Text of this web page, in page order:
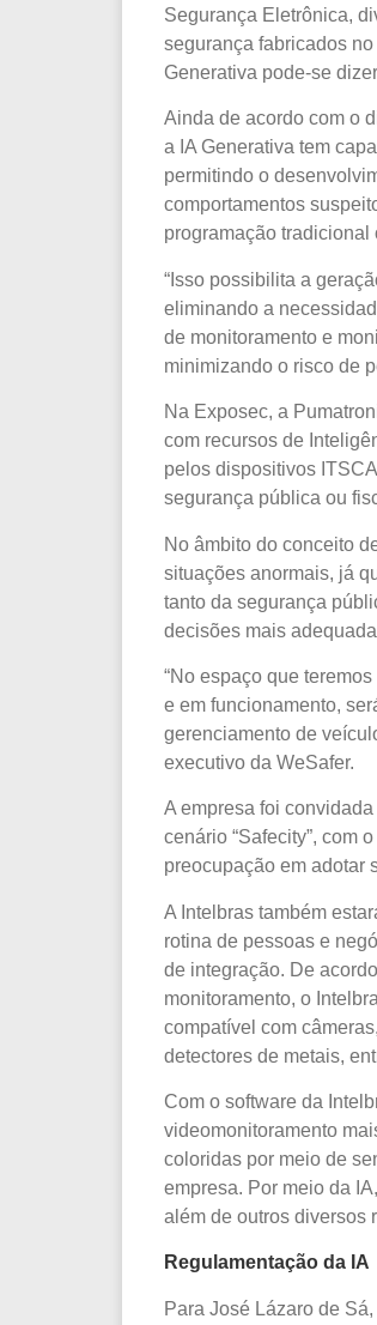
Segurança Eletrônica,
segurança fabricados
Generativa pode-se
Ainda de acordo com o
a IA Generativa tem
permitindo o
comportamentos
programação tradicional
“Isso possibilita a
eliminando a
de monitoramento e
minimizando o risco de
Na Exposec, a
com recursos de
pelos dispositivos
segurança pública ou
No âmbito do conceito
situações anormais, já
tanto da segurança
decisões mais
“No espaço que
e em funcionamento,
gerenciamento de
executivo da WeSafer.
A empresa foi
cenário “Safecity”, com
preocupação em adotar
A Intelbras também
rotina de pessoas e
de integração. De
monitoramento, o
compatível com
detectores de metais,
Com o software da
videomonitoramento
coloridas por meio de
empresa. Por meio da
além de outros diversos
Regulamentação da IA
Para José Lázaro de